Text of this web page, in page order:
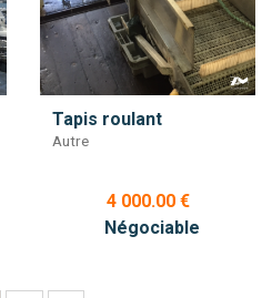
Tapis roulant
Autre
4 000.00 €
Négociable